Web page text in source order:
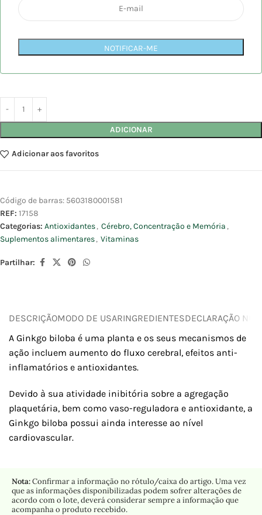
NOTIFICAR-ME
ADICIONAR
Adicionar aos favoritos
Código de barras: 5603180001581
REF: 17158
Categorias: Antioxidantes, Cérebro, Concentração e Memória ,
Suplementos alimentares, Vitaminas
Partilhar:
DESCRIÇÃOMODO DE USARINGREDIENTESDECLARAÇÃO
A Ginkgo biloba é uma planta e os seus mecanismos de
ação incluem aumento do fluxo cerebral, efeitos anti-
inflamatórios e antioxidantes.
Devido à sua atividade inibitória sobre a agregação
plaquetária, bem como vaso-reguladora e antioxidante, a
Ginkgo biloba possui ainda interesse ao nível
cardiovascular.
Nota:Confirmar a informação no rótulo/caixa do artigo. Uma vez
que as informações disponibilizadas podem sofrer alterações de
acordo com o lote, deverá considerar sempre a informação que
acompanha o produto recebido.